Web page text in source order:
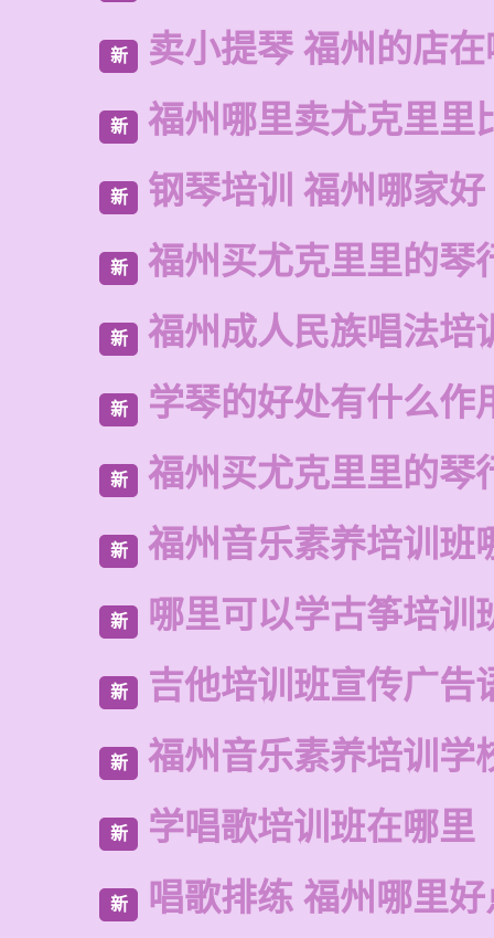
新 卖小提琴 福州的店
新 福州哪里卖尤克里里
新 钢琴培训 福州哪家好
新 福州买尤克里里的琴
新 福州成人民族唱法培
新 学琴的好处有什么作
新 福州买尤克里里的琴
新 福州音乐素养培训班
新 哪里可以学古筝培训
新 吉他培训班宣传广告
新 福州音乐素养培训学
新 学唱歌培训班在哪里
新 唱歌排练 福州哪里好